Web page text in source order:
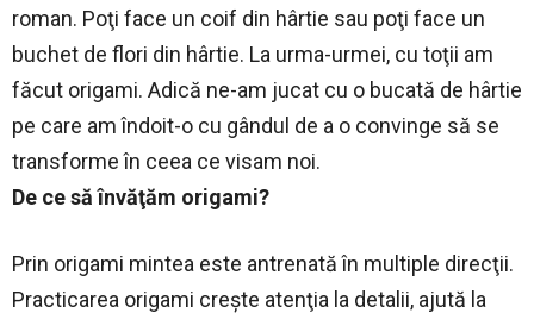
roman. Poţi face un coif din hârtie sau poţi face un
buchet de flori din hârtie. La urma-urmei, cu toţii am
făcut origami. Adică ne-am jucat cu o bucată de hârtie
pe care am îndoit-o cu gândul de a o convinge să se
transforme în ceea ce visam noi.
De ce să învăţăm origami?
Prin origami mintea este antrenată în multiple direcţii.
Practicarea origami creşte atenţia la detalii, ajută la